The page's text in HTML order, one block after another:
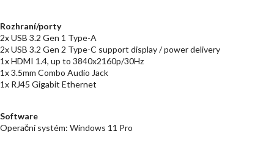
Rozhraní/porty
2x USB 3.2 Gen 1 Type-A
2x USB 3.2 Gen 2 Type-C support display / power delivery
1x HDMI 1.4, up to 3840x2160p/30Hz
1x 3.5mm Combo Audio Jack
1x RJ45 Gigabit Ethernet
Software
Operační systém: Windows 11 Pro